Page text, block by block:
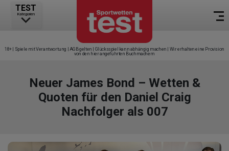
TEST
Kategorien
18+ | Spiele mit Verantwortung | AGB gelten | Glücksspiel kann abhängig machen | Wir erhalten eine Provision
von den hier angeführten Buchmachern
Neuer James Bond – Wetten &
Quoten für den Daniel Craig
Nachfolger als 007